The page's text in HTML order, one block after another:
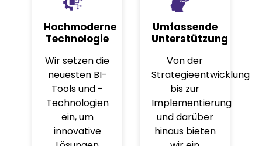
Hochmoderne
Technologie
Wir setzen die
neuesten BI-
Tools und -
Technologien
ein, um
innovative
Umfassende
Unterstützung
Von der
Strategieentwicklung
bis zur
Implementierung
und darüber
hinaus bieten